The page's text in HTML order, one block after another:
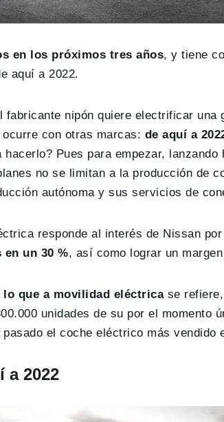
en los próximos tres años, y tiene
aquí a 2022.
nipón quiere electrificar una
con otras marcas: de aquí a
Pues para empezar, lanzando
no se limitan a la producción de
autónoma y sus servicios de
responde al interés de Nissan
un 30 %, así como lograr un
que a movilidad eléctricase refiere,
unidades de su por el momento
el coche eléctrico más vendido
a 2022